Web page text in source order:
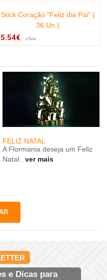
Stick Coração "Feliz dia Pai" (
36 Un.)
5.54€ c/iva
FELIZ NATAL
A Flormania deseja um Feliz
Natal..
ver mais
e Dicas para